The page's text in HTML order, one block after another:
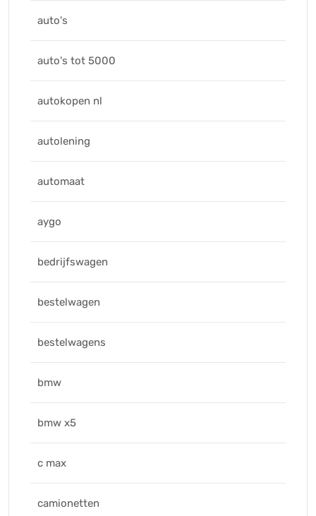
auto's
auto's tot 5000
autokopen nl
autolening
automaat
aygo
bedrijfswagen
bestelwagen
bestelwagens
bmw
bmw x5
c max
camionetten